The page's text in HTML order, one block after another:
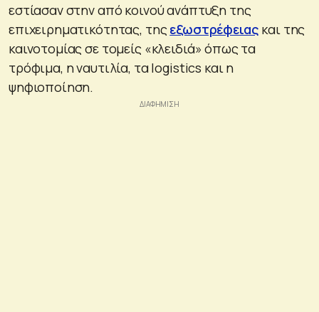
εστίασαν στην από κοινού ανάπτυξη της
επιχειρηματικότητας, τηςεξωστρέφειας και της
καινοτομίας σε τομείς «κλειδιά» όπως τα
τρόφιμα, η ναυτιλία, τα logistics και η
ψηφιοποίηση.